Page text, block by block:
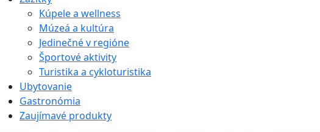
Kúpele a wellness
Múzeá a kultúra
Jedinečné v regióne
Športové aktivity
Turistika a cykloturistika
Ubytovanie
Gastronómia
Zaujímavé produkty